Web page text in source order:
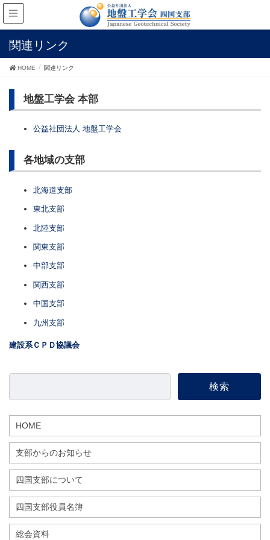
関連リンク
HOME 関連リンク
地盤工学会 本部
公益社団法人 地盤工学会
各地域の支部
北海道支部
東北支部
北陸支部
関東支部
中部支部
関西支部
中国支部
九州支部
建設系ＣＰＤ協議会
HOME
支部からのお知らせ
四国支部について
四国支部役員名簿
総会資料